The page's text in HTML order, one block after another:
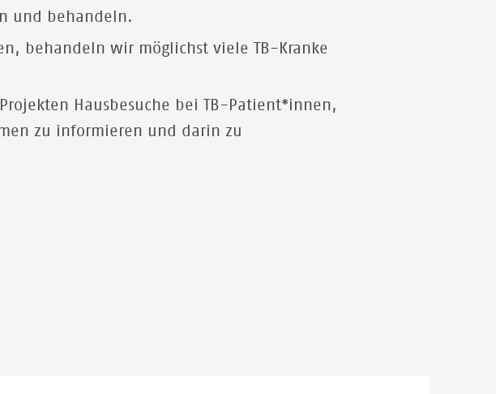
und behandeln.
behandeln wir möglichst viele TB-Kranke
Hausbesuche bei TB-Patient*innen,
zu informieren und darin zu